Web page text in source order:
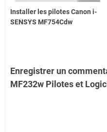
Installer les pilotes Canon i-
SENSYS MF754Cdw
Enregistrer un
MF232w Pilotes et